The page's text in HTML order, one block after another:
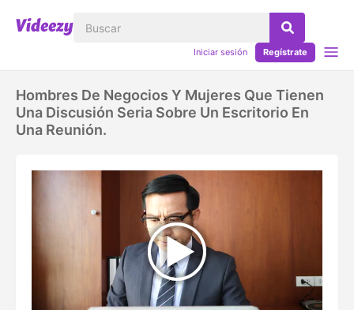
Iniciar sesión Regístrate
Hombres De Negocios Y Mujeres Que Tienen
Una Discusión Seria Sobre Un Escritorio En
Una Reunión.